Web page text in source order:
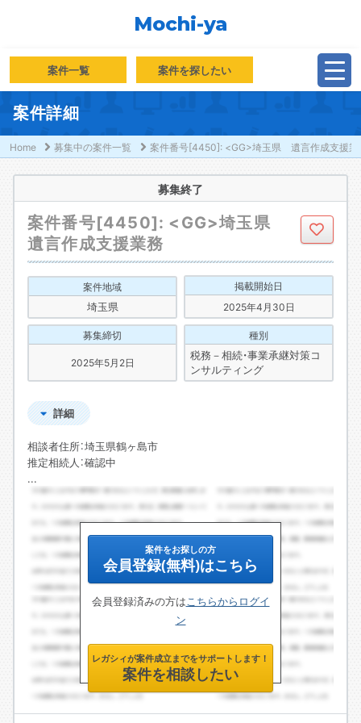
Mochi-ya
案件一覧 案件を探したい
案件詳細
Home 募集中の案件一覧 案件番号[4450]: <GG>埼玉県 遺言作成支援業
募集終了
案件番号[4450]: <GG>埼玉県
遺言作成支援業務
案件地域
埼玉県
掲載開始日
2025年4月30日
募集締切
2025年5月2日
種別
税務－相続・事業承継対策コ
ンサルティング
詳細
相談者住所：埼玉県鶴ヶ島市
推定相続人：確認中
...
案件をお探しの方
会員登録(無料)はこちら
会員登録済みの方はこちらからログイ
ン
レガシィが案件成立までをサポートします！
案件を相談したい